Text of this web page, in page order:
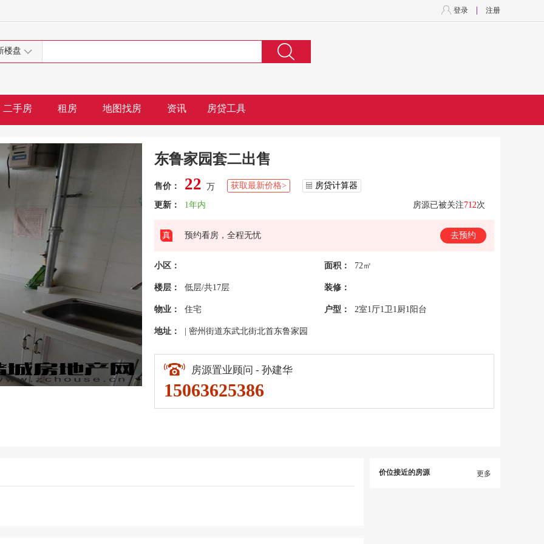
注册
登录
楼盘
二手房 租房 地图找房 资讯 房贷工具
东鲁家园套二出售
售价： 22 万 获取最新价格> 房贷计算器
更新： 1年内 房源已被关注712次
真 预约看房，全程无忧 去预约
小区： 面积： 72㎡
楼层： 低层/共17层 装修：
物业： 住宅 户型： 2室1厅1卫1厨1阳台
地址： | 密州街道东武北街北首东鲁家园
房源置业顾问 - 孙建华
15063625386
价位接近的房源 更多